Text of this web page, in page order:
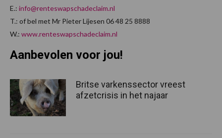
E.: info@renteswapschadeclaim.nl
T.: of bel met Mr Pieter Lijesen 06 48 25 8888
W.: www.renteswapschadeclaim.nl
Aanbevolen voor jou!
Britse varkenssector vreest
afzetcrisis in het najaar